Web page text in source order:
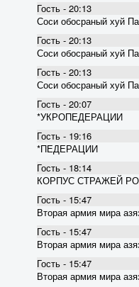
Гость - 20:13
Соси обосраный хуй
Гость - 20:13
Соси обосраный хуй
Гость - 20:13
Соси обосраный хуй
Гость - 20:07
*УКРОПЕДЕРАЦИИ
Гость - 19:16
*ПЕДЕРАЦИИ
Гость - 18:14
КОРПУС СТРАЖЕЙ
Гость - 15:47
Вторая армия мира
Гость - 15:47
Вторая армия мира
Гость - 15:47
Вторая армия мира